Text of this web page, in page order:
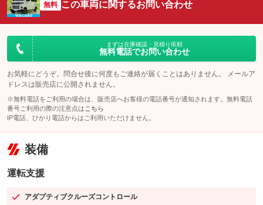
無料 この車両に関するお問い合わせ
まずは在庫確認・見積り依頼
無料電話でお問い合わせ
お気軽にどうぞ。問合せ後に何度もご連絡が届くことはありません。 メールア
ドレスは販売店に公開されません。
※無料電話をご利用の場合は、販売店へお客様の電話番号が通知されます。無料電話
番号ご利用の際の注意点は こちら
IP電話、ひかり電話からはご利用いただけません。
装備
運転支援
アダプティブクルーズコントロール
：装備あり